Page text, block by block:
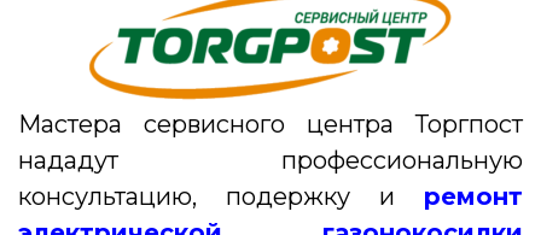
Мастера сервисного центра Торгпост
нададут профессиональную
консультацию, подержку и ремонт